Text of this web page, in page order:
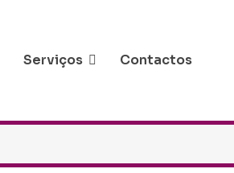
Serviços Contactos